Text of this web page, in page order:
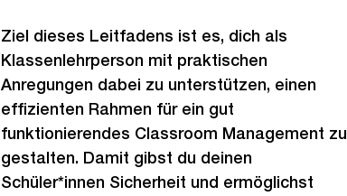
Ziel dieses Leitfadens ist es, dich als
Klassenlehrperson mit praktischen
Anregungen dabei zu unterstützen, einen
effizienten Rahmen für ein gut
funktionierendes Classroom Management zu
gestalten. Damit gibst du deinen
Schüler*innen Sicherheit und ermöglichst